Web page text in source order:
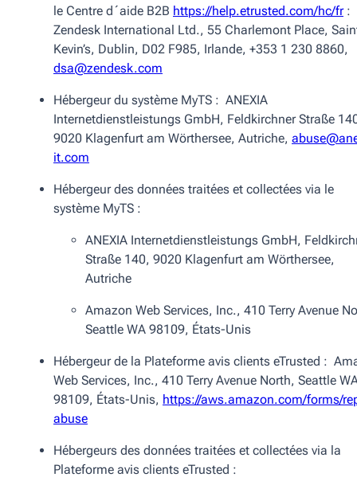
le Centre d´aide B2B https://help.etrusted.com/hc/fr:
Zendesk International Ltd., 55 Charlemont Place,
Kevin’s, Dublin, D02 F985, Irlande, +353 1 230 8860,
dsa@zendesk.com
Hébergeur du système MyTS : ANEXIA
Internetdienstleistungs GmbH, Feldkirchner Straße
9020 Klagenfurt am Wörthersee, Autriche,
it.com
Hébergeur des données traitées et collectées via le
système MyTS :
ANEXIA Internetdienstleistungs GmbH,
Straße 140, 9020 Klagenfurt am Wörthersee,
Autriche
Amazon Web Services, Inc., 410 Terry Avenue
Seattle WA 98109, États-Unis
Hébergeur de la Plateforme avis clients eTrusted :
Web Services, Inc., 410 Terry Avenue North, Seattle
98109, États-Unis, https://aws.amazon.com/forms/
abuse
Hébergeurs des données traitées et collectées via la
Plateforme avis clients eTrusted :